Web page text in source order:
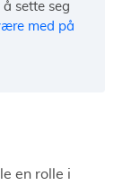
sette seg
med på
en rolle i